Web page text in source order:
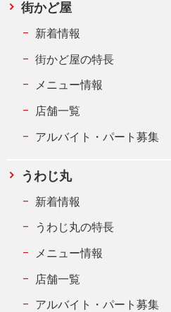
街かど屋
新着情報
街かど屋の特長
メニュー情報
店舗一覧
アルバイト・パート募集
うわじ丸
新着情報
うわじ丸の特長
メニュー情報
店舗一覧
アルバイト・パート募集